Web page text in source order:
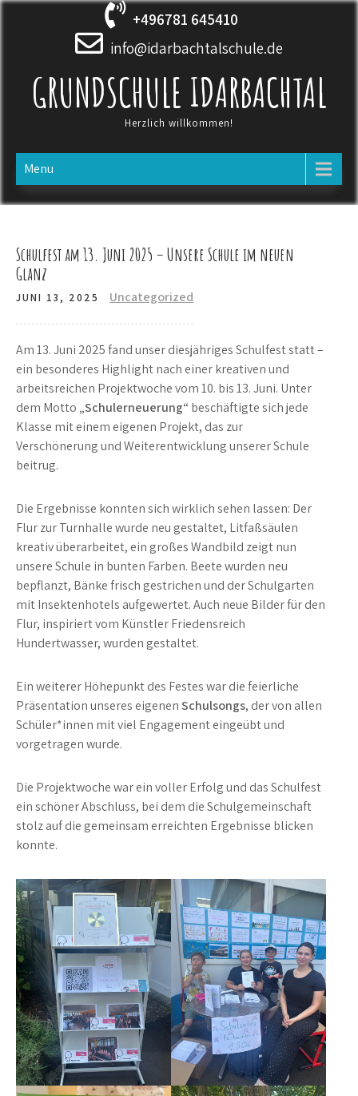
Skip
+496781 645410
info@idarbachtalschule.de
GRUNDSCHULE IDARBACHTAL
Herzlich willkommen!
Menu
Schulfest am 13. Juni 2025 – Unsere Schule im neuen
Glanz
JUNI 13, 2025 Uncategorized
Am 13. Juni 2025 fand unser diesjähriges Schulfest statt –
ein besonderes Highlight nach einer kreativen und
arbeitsreichen Projektwoche vom 10. bis 13. Juni. Unter
dem Motto „Schulerneuerung“ beschäftigte sich jede
Klasse mit einem eigenen Projekt, das zur
Verschönerung und Weiterentwicklung unserer Schule
beitrug.
Die Ergebnisse konnten sich wirklich sehen lassen: Der
Flur zur Turnhalle wurde neu gestaltet, Litfaßsäulen
kreativ überarbeitet, ein großes Wandbild zeigt nun
unsere Schule in bunten Farben. Beete wurden neu
bepflanzt, Bänke frisch gestrichen und der Schulgarten
mit Insektenhotels aufgewertet. Auch neue Bilder für den
Flur, inspiriert vom Künstler Friedensreich
Hundertwasser, wurden gestaltet.
Ein weiterer Höhepunkt des Festes war die feierliche
Präsentation unseres eigenenSchulsongs, der von allen
Schüler*innen mit viel Engagement eingeübt und
vorgetragen wurde.
Die Projektwoche war ein voller Erfolg und das Schulfest
ein schöner Abschluss, bei dem die Schulgemeinschaft
stolz auf die gemeinsam erreichten Ergebnisse blicken
konnte.